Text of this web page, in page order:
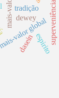
valor globalsuperveniência local
dewey
espirito
dasein
tradição